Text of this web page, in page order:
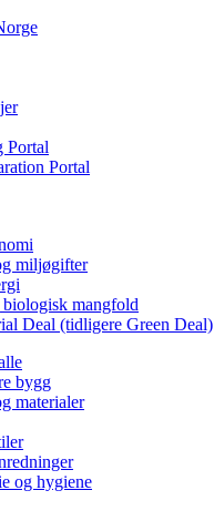
Portal
Portal
miljøgifter
mangfold
Deal (tidligere Green Deal)
bygg
materialer
og hygiene